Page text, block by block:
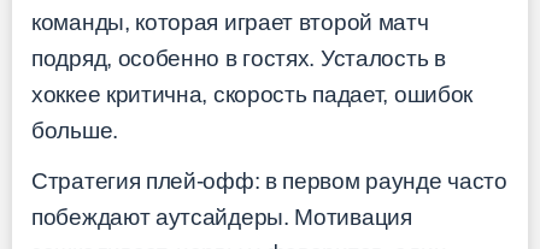
команды, которая играет второй матч
подряд, особенно в гостях. Усталость в
хоккее критична, скорость падает, ошибок
больше.
Стратегия плей-офф: в первом раунде часто
побеждают аутсайдеры. Мотивация